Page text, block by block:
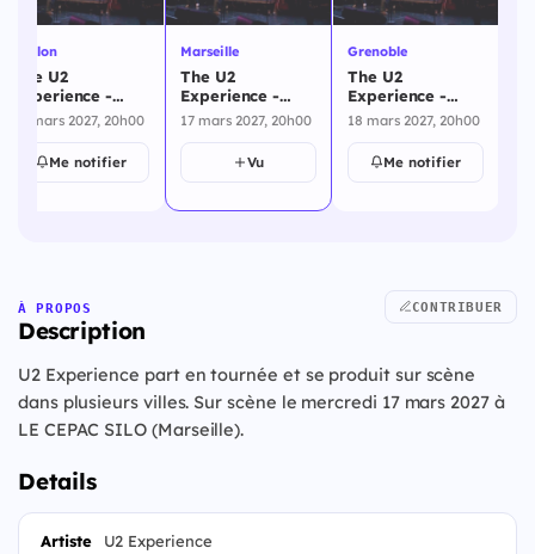
Toulon
The U2
Experience -
Toulon - 16 mars
16 mars 2027, 20h00
Me notifier
Marseille
The U2
Experience -
Marseille - 17
17 mars 2027, 20h00
Vu
Grenoble
The U2
Experience -
Grenoble - 18
18 mars 2027, 20h00
Me notifier
À PROPOS
Description
CONTRIBUER
U2 Experience part en tournée et se produit sur scène
dans plusieurs villes. Sur scène le mercredi 17 mars 2027 à
LE CEPAC SILO (Marseille).
Details
Artiste U2 Experience